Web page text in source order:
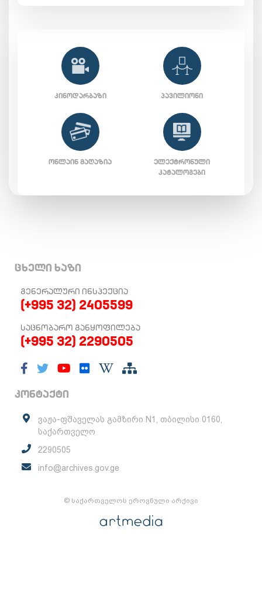
ᲙᲘᲜᲝᲓᲐᲠᲑᲐᲖᲘ ᲞᲐᲕᲘᲚᲘᲝᲜᲘ
ᲝᲜᲚᲐᲘᲜ ᲛᲐᲦᲐᲖᲘᲐ
ᲔᲚᲔᲥᲢᲠᲝᲜᲣᲚᲘ
ᲙᲐᲢᲐᲚᲝᲒᲔᲑᲘ
ცხელი ხაზი
ᲒᲔᲜᲔᲠᲐᲚᲣᲠᲘ ᲘᲜᲡᲞᲔᲥᲪᲘᲐ
(+995 32) 2405599
ᲡᲐᲪᲜᲝᲑᲐᲠᲝ ᲒᲐᲜᲧᲝᲤᲘᲚᲔᲑᲐ
(+995 32) 2290505
კონტაქტი
ვაჟა-ფშაველას გამზირი N1, თბილისი 0160,
საქართველო
2290505
info@archives.gov.ge
© საქართველოს ეროვნული არქივი